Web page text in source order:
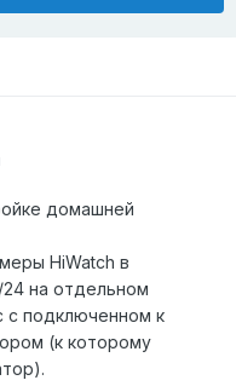
домашней
HiWatch в
24 на отдельном
с подключенном к
(к которому